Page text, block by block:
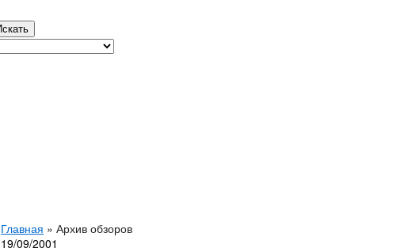
Главная » Архив обзоров
19/09/2001